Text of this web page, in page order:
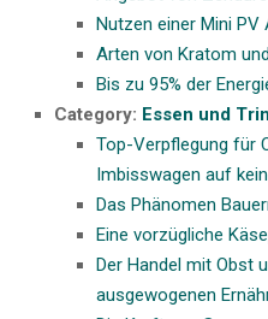
Nutzen einer Mini PV
Arten von Kratom
Bis zu 95% der
Category: Essen und
Top-Verpflegung für
Imbisswagen auf
Das Phänomen
Eine vorzügliche
Der Handel mit Obst
ausgewogenen